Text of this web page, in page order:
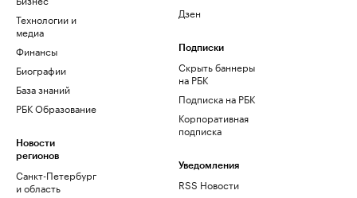
Технологии и
медиа
Финансы
Биографии
База знаний
РБК Образование
Новости
регионов
Санкт-Петербург
и область
Дзен
Подписки
Скрыть баннеры
на РБК
Подписка на РБК
Корпоративная
подписка
Уведомления
RSS Новости